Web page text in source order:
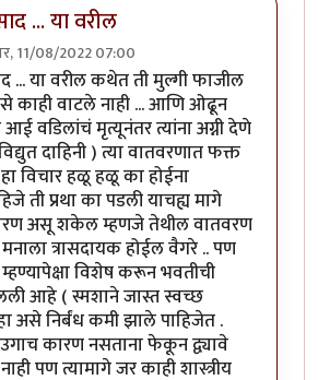
... या वरील
11/08/2022 07:00
byप्रसाद गोडबोले
... या वरील कथेत ती मुल्गी फाजील
काही वाटले नाही ... आणि ओढून
आई वडिलांचं मृत्यूनंतर त्यांना अग्नी देणे
दाहिनी ) त्या वातवरणात फक्त
विचार हळू हळू का होईना
ती प्रथा का पडली याचह्य मागे
असू शकेल म्हणजे तेथील वातवरण
त्रासदायक होईल वैगरे .. पण
विशेष करून भवतीची
आहे ( स्मशाने जास्त स्वच्छ
असे निर्बंध कमी झाले पाहिजेत .
उगाच कारण नसताना फेकून द्व्यावे
पण त्यामागे जर काही शास्त्रीय